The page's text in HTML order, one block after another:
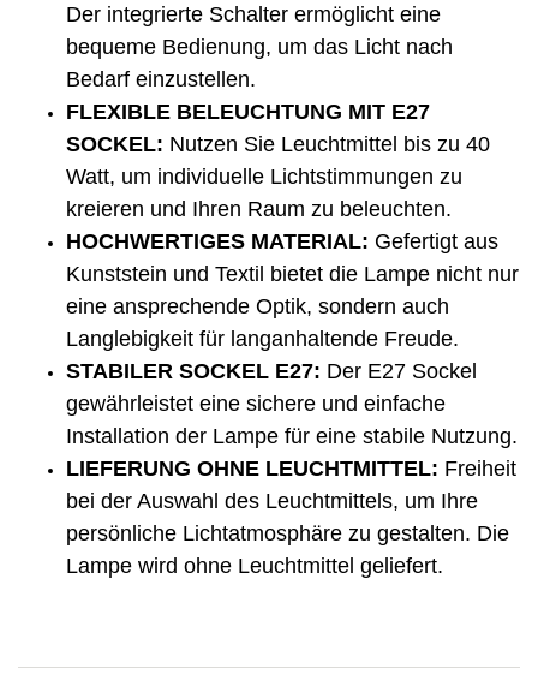
Der integrierte Schalter ermöglicht eine
bequeme Bedienung, um das Licht nach
Bedarf einzustellen.
FLEXIBLE BELEUCHTUNG MIT E27
SOCKEL: Nutzen Sie Leuchtmittel bis zu 40
Watt, um individuelle Lichtstimmungen zu
kreieren und Ihren Raum zu beleuchten.
HOCHWERTIGES MATERIAL: Gefertigt aus
Kunststein und Textil bietet die Lampe nicht nur
eine ansprechende Optik, sondern auch
Langlebigkeit für langanhaltende Freude.
STABILER SOCKEL E27: Der E27 Sockel
gewährleistet eine sichere und einfache
Installation der Lampe für eine stabile Nutzung.
LIEFERUNG OHNE LEUCHTMITTEL: Freiheit
bei der Auswahl des Leuchtmittels, um Ihre
persönliche Lichtatmosphäre zu gestalten. Die
Lampe wird ohne Leuchtmittel geliefert.